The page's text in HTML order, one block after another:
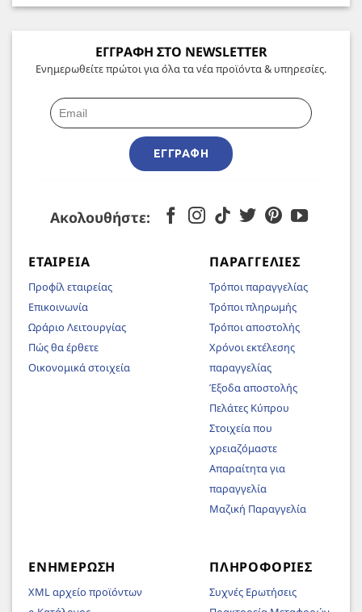
ΕΓΓΡΑΦΗ ΣΤΟ NEWSLETTER
Ενημερωθείτε πρώτοι για όλα τα νέα προϊόντα & υπηρεσίες.
ΕΓΓΡΑΦΉ
Ακολουθήστε:
ΕΤΑΙΡΕΊΑ
Προφίλ εταιρείας
Επικοινωνία
Ωράριο Λειτουργίας
Πώς θα έρθετε
Οικονομικά στοιχεία
ΠΑΡΑΓΓΕΛΊΕΣ
Τρόποι παραγγελίας
Τρόποι πληρωμής
Τρόποι αποστολής
Χρόνοι εκτέλεσης
παραγγελίας
Έξοδα αποστολής
Πελάτες Κύπρου
Στοιχεία που
χρειαζόμαστε
Απαραίτητα για
παραγγελία
Μαζική Παραγγελία
ΕΝΗΜΈΡΩΣΗ
XML αρχείο προϊόντων
ΠΛΗΡΟΦΟΡΊΕΣ
Συχνές Ερωτήσεις